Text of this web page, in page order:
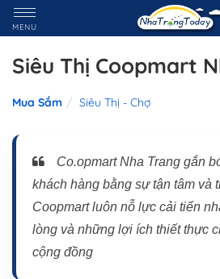
MENU
Siêu Thị Coopmart
Mua Sắm Siêu Thị - Chợ
Co.opmart Nha Trang gắn
khách hàng bằng sự tận tâm và
Coopmart luôn nỗ lực cải tiến
lòng và những lợi ích thiết thực
cộng đồng